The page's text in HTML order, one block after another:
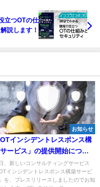
立つOTの仕
説します！
お知らせ
OTインシデントレスポンス構
ービス」の提供開始につい
、新しいコンサルティングサービス
OTインシデントレスポンス構築サービ
を、プレスリリースしましたのでお知